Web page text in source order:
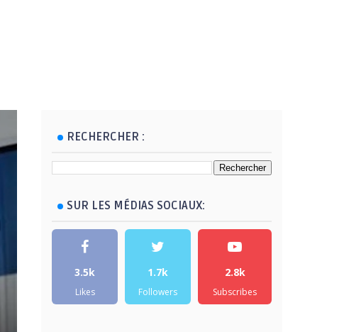
RECHERCHER :
SUR LES MÉDIAS SOCIAUX:
3.5k
Likes
1.7k
Followers
2.8k
Subscribes